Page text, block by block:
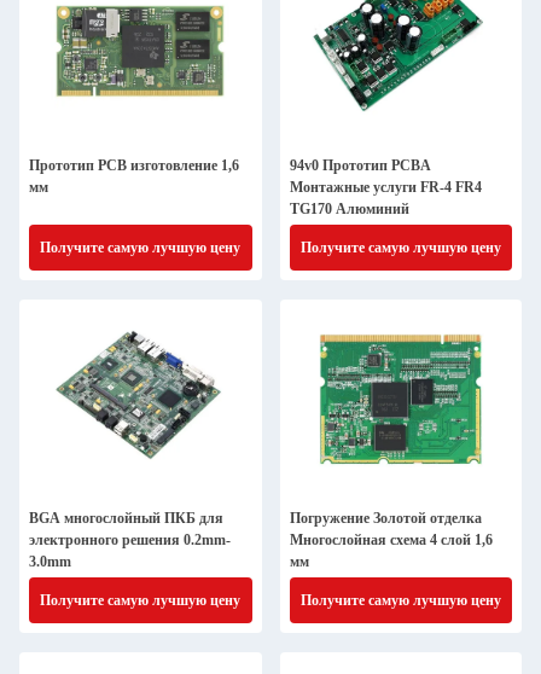
Прототип PCB изготовление 1,6
мм
Получите самую лучшую цену
94v0 Прототип PCBA
Монтажные услуги FR-4 FR4
TG170 Алюминий
Получите самую лучшую цену
BGA многослойный ПКБ для
электронного решения 0.2mm-
3.0mm
Получите самую лучшую цену
Погружение Золотой отделка
Многослойная схема 4 слой 1,6
мм
Получите самую лучшую цену